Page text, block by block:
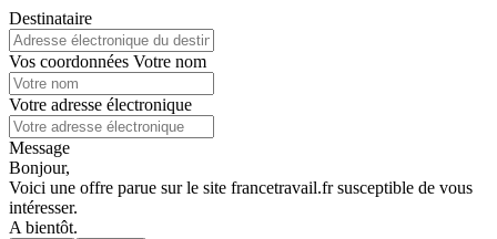
Destinataire
Vos coordonnées Votre nom
Votre adresse électronique
Message
Bonjour,
Voici une offre parue sur le site francetravail.fr susceptible de vous
intéresser.
A bientôt.